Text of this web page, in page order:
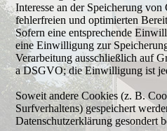
Interesse an der Speicherung
fehlerfreien und optimierten
Sofern eine entsprechende
eine Einwilligung zur
Verarbeitung ausschließlich auf
a DSGVO; die Einwilligung ist
Soweit andere Cookies (z. B.
Surfverhaltens) gespeichert
Datenschutzerklärung gesondert